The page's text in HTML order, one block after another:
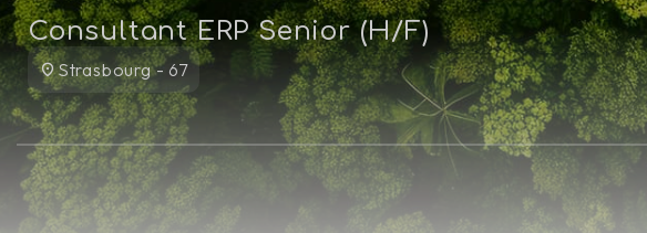
Consultant ERP Senior (H/F)
Strasbourg - 67